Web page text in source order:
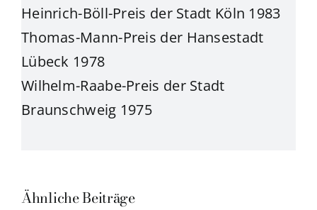
Heinrich-Böll-Preis der Stadt Köln 1983
Thomas-Mann-Preis der Hansestadt
Lübeck 1978
Wilhelm-Raabe-Preis der Stadt
Braunschweig 1975
Ähnliche Beiträge